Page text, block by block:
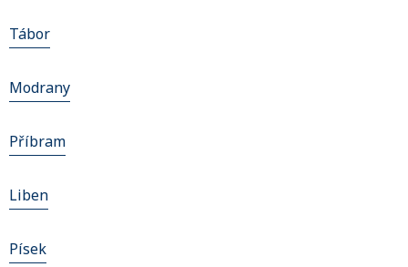
Tábor
Modrany
Příbram
Liben
Písek